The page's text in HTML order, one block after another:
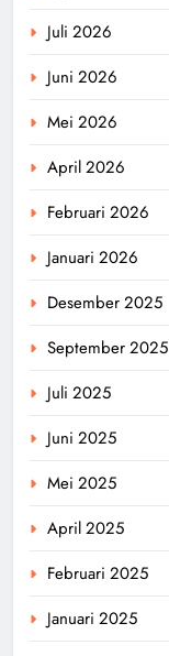
Juli 2026
Juni 2026
Mei 2026
April 2026
Februari 2026
Januari 2026
Desember 2025
September 2025
Juli 2025
Juni 2025
Mei 2025
April 2025
Februari 2025
Januari 2025